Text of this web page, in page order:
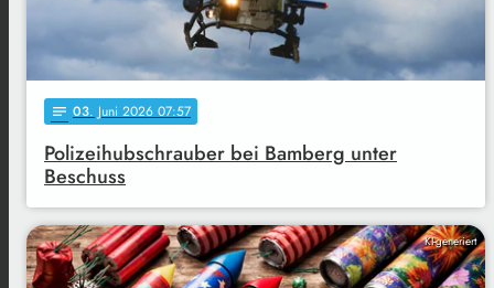
notes 03. Juni 2026 07:57
Polizeihubschrauber bei Bamberg unter
Beschuss
KI-generiert